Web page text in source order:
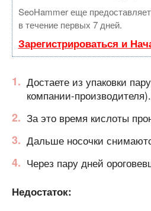
SeoHammer еще
в течение первых 7 дней.
Зарегистрироваться и
Достаете из упаковки
компании-производителя).
За это время кислоты
Дальше носочки
Через пару дней
Недостаток: